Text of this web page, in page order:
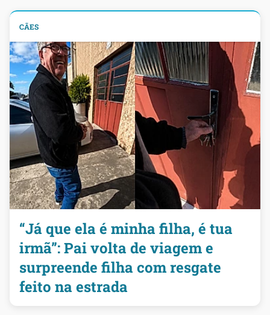
CÃES
“Já que ela é minha filha, é tua
irmã”: Pai volta de viagem e
surpreende filha com resgate
feito na estrada